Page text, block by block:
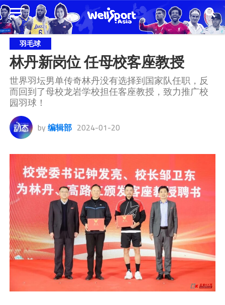
羽毛球
林丹新岗位 任母校客座教授
世界羽坛男单传奇林丹没有选择到国家队任职，反
而回到了母校龙岩学校担任客座教授，致力推广校
园羽球！
by 编辑部 2024-01-20